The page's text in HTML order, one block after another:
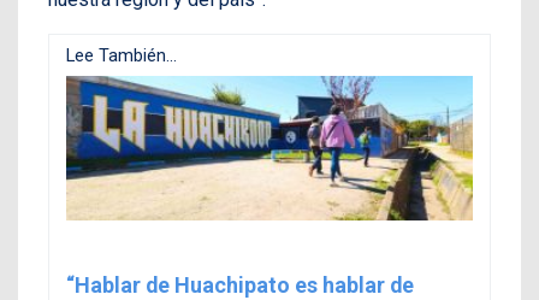
Lee También...
“Hablar de Huachipato es hablar de